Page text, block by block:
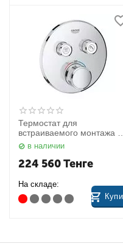
Термостат для
встраиваемого монтажа на
2 выхода (внешняя часть)
Grohe 29119000
в наличии
224 560Тенге
На складе: